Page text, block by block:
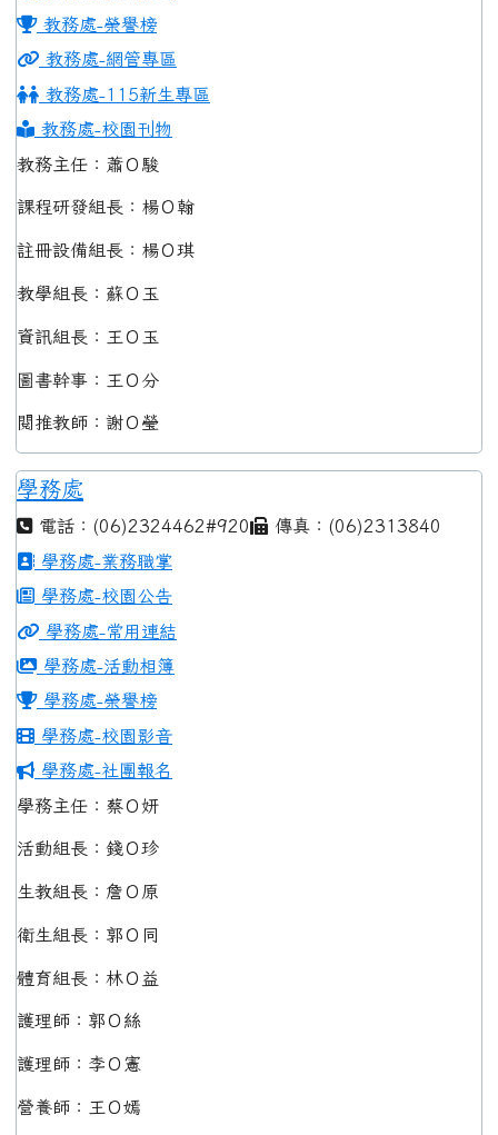
教務處-榮譽榜
教務處-網管專區
教務處-115新生專區
教務處-校園刊物
教務主任：蕭Ｏ駿
課程研發組長：楊Ｏ翰
註冊設備組長：楊Ｏ琪
教學組長：蘇Ｏ玉
資訊組長：王Ｏ玉
圖書幹事：王Ｏ分
閱推教師：謝Ｏ瑩
學務處
電話：(06)2324462#920
傳真：(06)2313840
學務處-業務職掌
學務處-校園公告
學務處-常用連結
學務處-活動相簿
學務處-榮譽榜
學務處-校園影音
學務處-社團報名
學務主任：蔡Ｏ妍
活動組長：錢Ｏ珍
生教組長：詹Ｏ原
衛生組長：郭Ｏ同
體育組長：林Ｏ益
護理師：郭Ｏ絲
護理師：李Ｏ憲
營養師：王Ｏ嫣